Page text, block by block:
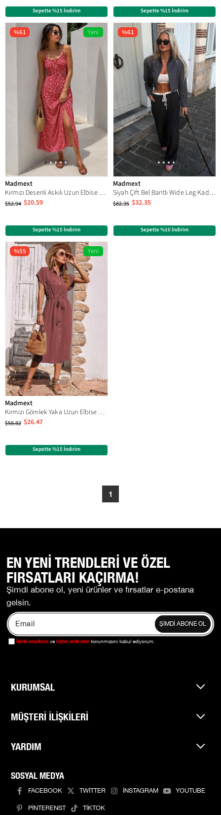
Sepette %15 İndirim Sepette %15 İndirim
Madmext
Kırmızı Desenli Askılı Uzun Elbise MG2025
$20.59
$52.94
%61
Yeni
Sepette %15 İndirim
Madmext
Siyah Çift Bel Bantlı Wide Leg Kadın Pantolon MG2551
$32.35
$82.35
%61
Sepette %10 İndirim
Madmext
Kırmızı Gömlek Yaka Uzun Elbise MG1743
$26.47
$58.82
%55
Yeni
Ürün
Sepette %15 İndirim
1
EN YENİ TRENDLERİ VE ÖZEL
FIRSATLARI KAÇIRMA!
Şimdi abone ol, yeni ürünler ve fırsatlar e-postana
gelsin.
ŞİMDİ ABONE OL
Üyelik koşullarını vekişisel verilerimin korunmasını kabul ediyorum.
KURUMSAL
MÜŞTERİ İLİŞKİLERİ
YARDIM
SOSYAL MEDYA
FACEBOOK TWİTTER İNSTAGRAM
YOUTUBE
PİNTERENST
TİKTOK